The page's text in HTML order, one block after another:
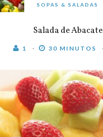
SOPAS & SALADAS
Salada de Abacate
1 30 MINUTOS